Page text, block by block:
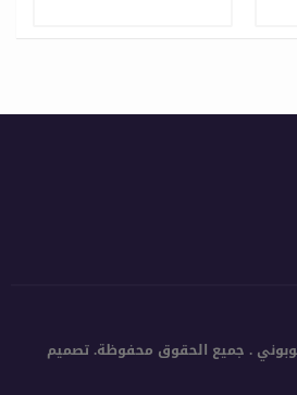
تصميم